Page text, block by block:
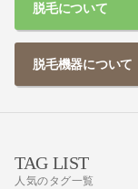
脱毛について
脱毛機器について
TAG LIST
人気のタグ一覧